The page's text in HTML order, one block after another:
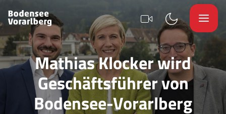
Mathias Klocker wird
Geschäftsführer von
Bodensee-Vorarlberg